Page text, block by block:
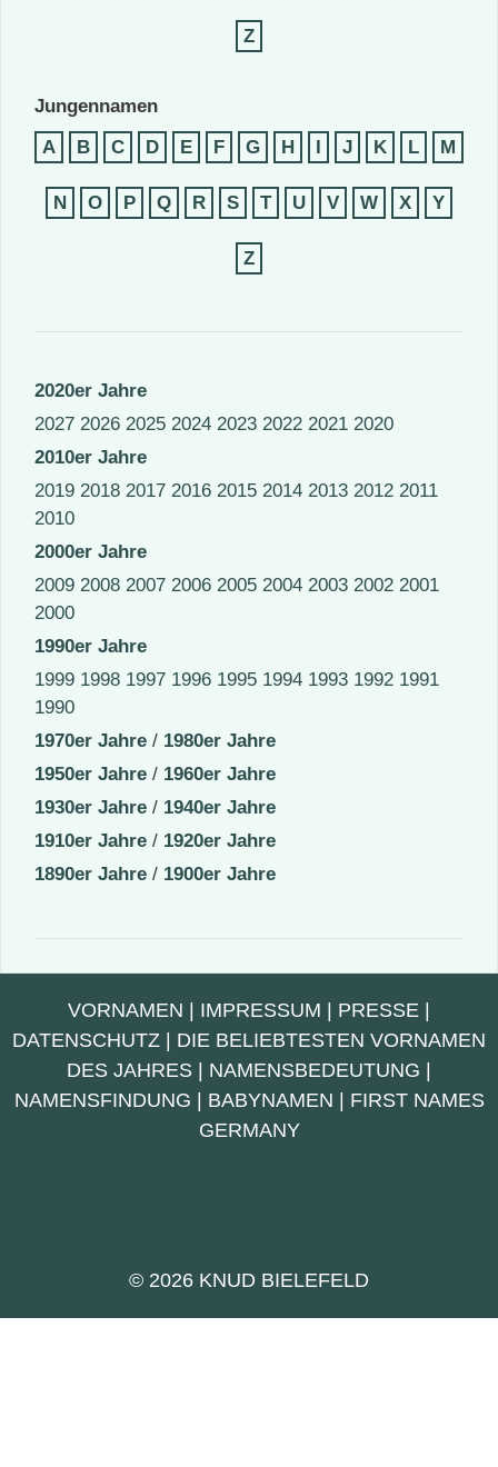
Z
Jungennamen
A
B C D E F G H J K L M
N O P Q R S T U V W X Y
Z
2020er Jahre
2027 2026 2025 2024 2023 2022 2021 2020
2010er Jahre
2019 2018 2017 2016 2015 2014 2013 2012 2011
2010
2000er Jahre
2009 2008 2007 2006 2005 2004 2003 2002 2001
2000
1990er Jahre
1999 1998 1997 1996 1995 1994 1993 1992 1991
1990
1970er Jahre / 1980er Jahre
1950er Jahre / 1960er Jahre
1930er Jahre / 1940er Jahre
1910er Jahre / 1920er Jahre
1890er Jahre / 1900er Jahre
VORNAMEN IMPRESSUM PRESSE
DATENSCHUTZ
DIE BELIEBTESTEN VORNAMEN
DES JAHRES
NAMENSBEDEUTUNG
NAMENSFINDUNG
BABYNAMEN
FIRST NAMES
GERMANY
© 2026 KNUD BIELEFELD